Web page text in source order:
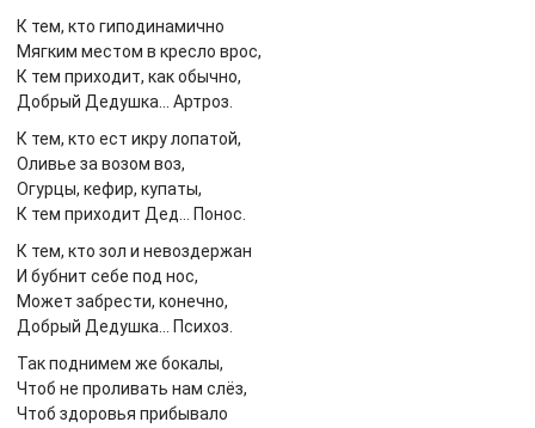
К тем, кто гиподинамично
Мягким местом в кресло врос,
К тем приходит, как обычно,
Добрый Дедушка… Артроз.
К тем, кто ест икру лопатой,
Оливье за возом воз,
Огурцы, кефир, купаты,
К тем приходит Дед… Понос.
К тем, кто зол и невоздержан
И бубнит себе под нос,
Может забрести, конечно,
Добрый Дедушка… Психоз.
Так поднимем же бокалы,
Чтоб не проливать нам слёз,
Чтоб здоровья прибывало